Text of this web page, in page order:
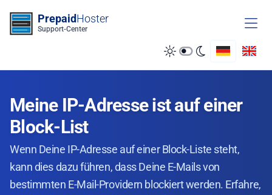
PrepaidHoster
Support-Center
Meine IP-Adresse ist auf einer
Block-List
Wenn Deine IP-Adresse auf einer Block-Liste steht,
kann dies dazu führen, dass Deine E-Mails von
bestimmten E-Mail-Providern blockiert werden. Erfahre,